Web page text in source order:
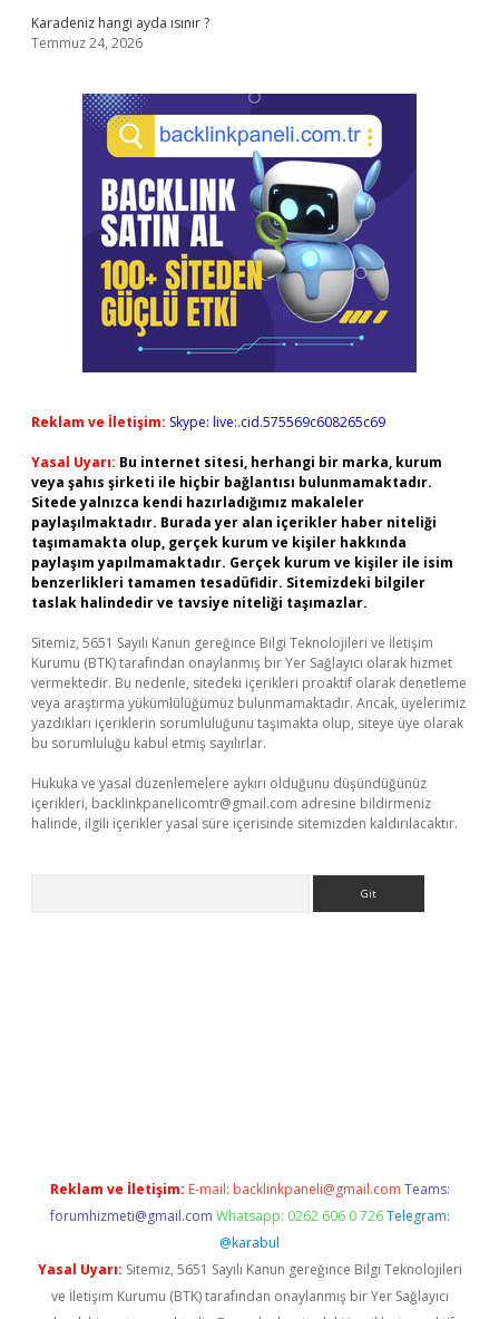
Karadeniz hangi ayda ısınır ?
Temmuz 24, 2026
Reklam ve İletişim: Skype: live:.cid.575569c608265c69
Yasal Uyarı: Bu internet sitesi, herhangi bir marka, kurum
veya şahıs şirketi ile hiçbir bağlantısı bulunmamaktadır.
Sitede yalnızca kendi hazırladığımız makaleler
paylaşılmaktadır. Burada yer alan içerikler haber niteliği
taşımamakta olup, gerçek kurum ve kişiler hakkında
paylaşım yapılmamaktadır. Gerçek kurum ve kişiler ile isim
benzerlikleri tamamen tesadüfidir. Sitemizdeki bilgiler
taslak halindedir ve tavsiye niteliği taşımazlar.
Sitemiz, 5651 Sayılı Kanun gereğince Bilgi Teknolojileri ve İletişim
Kurumu (BTK) tarafından onaylanmış bir Yer Sağlayıcı olarak hizmet
vermektedir. Bu nedenle, sitedeki içerikleri proaktif olarak denetleme
veya araştırma yükümlülüğümüz bulunmamaktadır. Ancak, üyelerimiz
yazdıkları içeriklerin sorumluluğunu taşımakta olup, siteye üye olarak
bu sorumluluğu kabul etmiş sayılırlar.
Hukuka ve yasal düzenlemelere aykırı olduğunu düşündüğünüz
içerikleri, backlinkpanelicomtr@gmail.com adresine bildirmeniz
halinde, ilgili içerikler yasal süre içerisinde sitemizden kaldırılacaktır.
Reklam ve İletişim: E-mail: backlinkpaneli@gmail.com Teams:
forumhizmeti@gmail.com Whatsapp: 0262 606 0 726 Telegram:
@karabul
Yasal Uyarı: Sitemiz, 5651 Sayılı Kanun gereğince Bilgi Teknolojileri
ve İletişim Kurumu (BTK) tarafından onaylanmış bir Yer Sağlayıcı